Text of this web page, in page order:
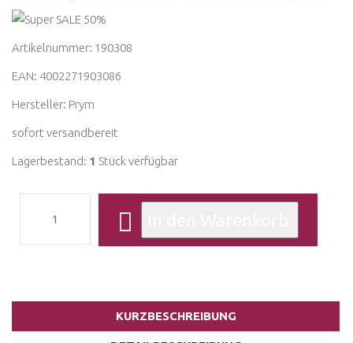
Artikelnummer: 190308
EAN: 4002271903086
Hersteller: Prym
sofort versandbereit
Lagerbestand: 1 Stück verfügbar
KURZBESCHREIBUNG